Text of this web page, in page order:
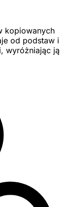
kopiowanych
od podstaw i
wyróżniając ją